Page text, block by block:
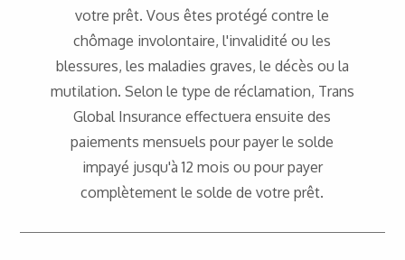
votre prêt. Vous êtes protégé contre le
chômage involontaire, l'invalidité ou les
blessures, les maladies graves, le décès ou la
mutilation. Selon le type de réclamation, Trans
Global Insurance effectuera ensuite des
paiements mensuels pour payer le solde
impayé jusqu'à 12 mois ou pour payer
complètement le solde de votre prêt.